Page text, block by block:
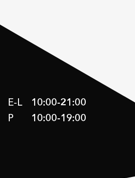
E-L 10:00-21:00
P
10:00-19:00